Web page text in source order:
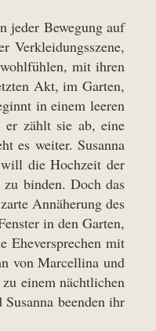
jeder Bewegung auf
Verkleidungsszene,
mit ihren
Akt, im Garten,
in einem leeren
er zählt sie ab, eine
es weiter. Susanna
die Hochzeit der
binden. Doch das
Annäherung des
in den Garten,
Eheversprechen mit
von Marcellina und
einem nächtlichen
beenden ihr